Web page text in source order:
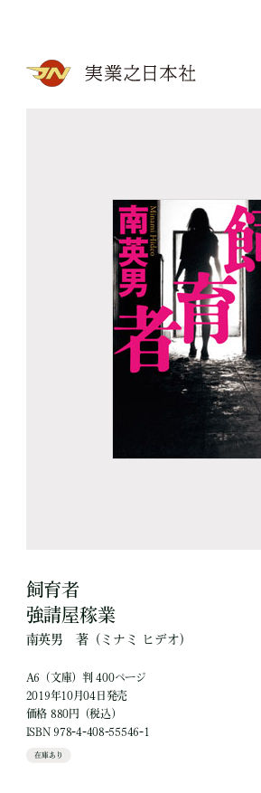
飼育者
強請屋稼業
南英男 著（ミナミ ヒデオ）
A6（文庫）判 400ページ
2019年10月04日発売
価格 880円（税込）
ISBN 978-4-408-55546-1
在庫あり